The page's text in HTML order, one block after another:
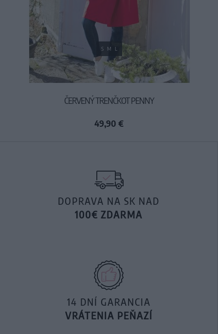
S M L
ČERVENÝ TRENČKOT PENNY
49,90 €
DOPRAVA NA SK NAD
100€ ZDARMA
14 DNÍ GARANCIA
VRÁTENIA PEŇAZÍ